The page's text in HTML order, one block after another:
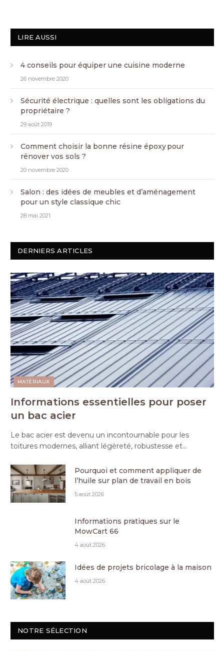
LIRE AUSSI
4 conseils pour équiper une cuisine moderne
26 novembre 2020
Sécurité électrique : quelles sont les obligations du
propriétaire ?
29 août 2019
Comment choisir la bonne résine époxy pour
rénover vos sols ?
20 novembre 2020
Salon : des idées de meubles et d’aménagement
pour un style classique chic
28 mai 2021
DERNIERS ARTICLES
MATÉRIAUX
Informations essentielles pour poser
un bac acier
Le bac acier est devenu un incontournable pour les
toitures modernes, alliant légèreté, robustesse et…
Pourquoi et comment appliquer de
l’huile sur plan de travail en bois
5 août 2026
Informations pratiques sur le
MowCart 66
4 août 2026
Idées de projets bricolage à la maison
4 août 2026
NOTRE SÉLECTION